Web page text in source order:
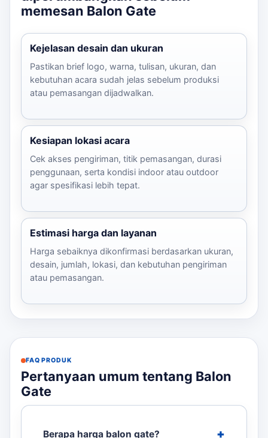
memesan Balon Gate
Kejelasan desain dan ukuran
Pastikan brief logo, warna, tulisan, ukuran, dan
kebutuhan acara sudah jelas sebelum produksi
atau pemasangan dijadwalkan.
Kesiapan lokasi acara
Cek akses pengiriman, titik pemasangan, durasi
penggunaan, serta kondisi indoor atau outdoor
agar spesifikasi lebih tepat.
Estimasi harga dan layanan
Harga sebaiknya dikonfirmasi berdasarkan ukuran,
desain, jumlah, lokasi, dan kebutuhan pengiriman
atau pemasangan.
FAQ PRODUK
Pertanyaan umum tentang Balon
Gate
Berapa harga balon gate?